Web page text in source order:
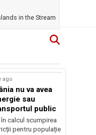
in the Stream
ago
nu va avea
sau
public
calcul scumpirea
pentru populație